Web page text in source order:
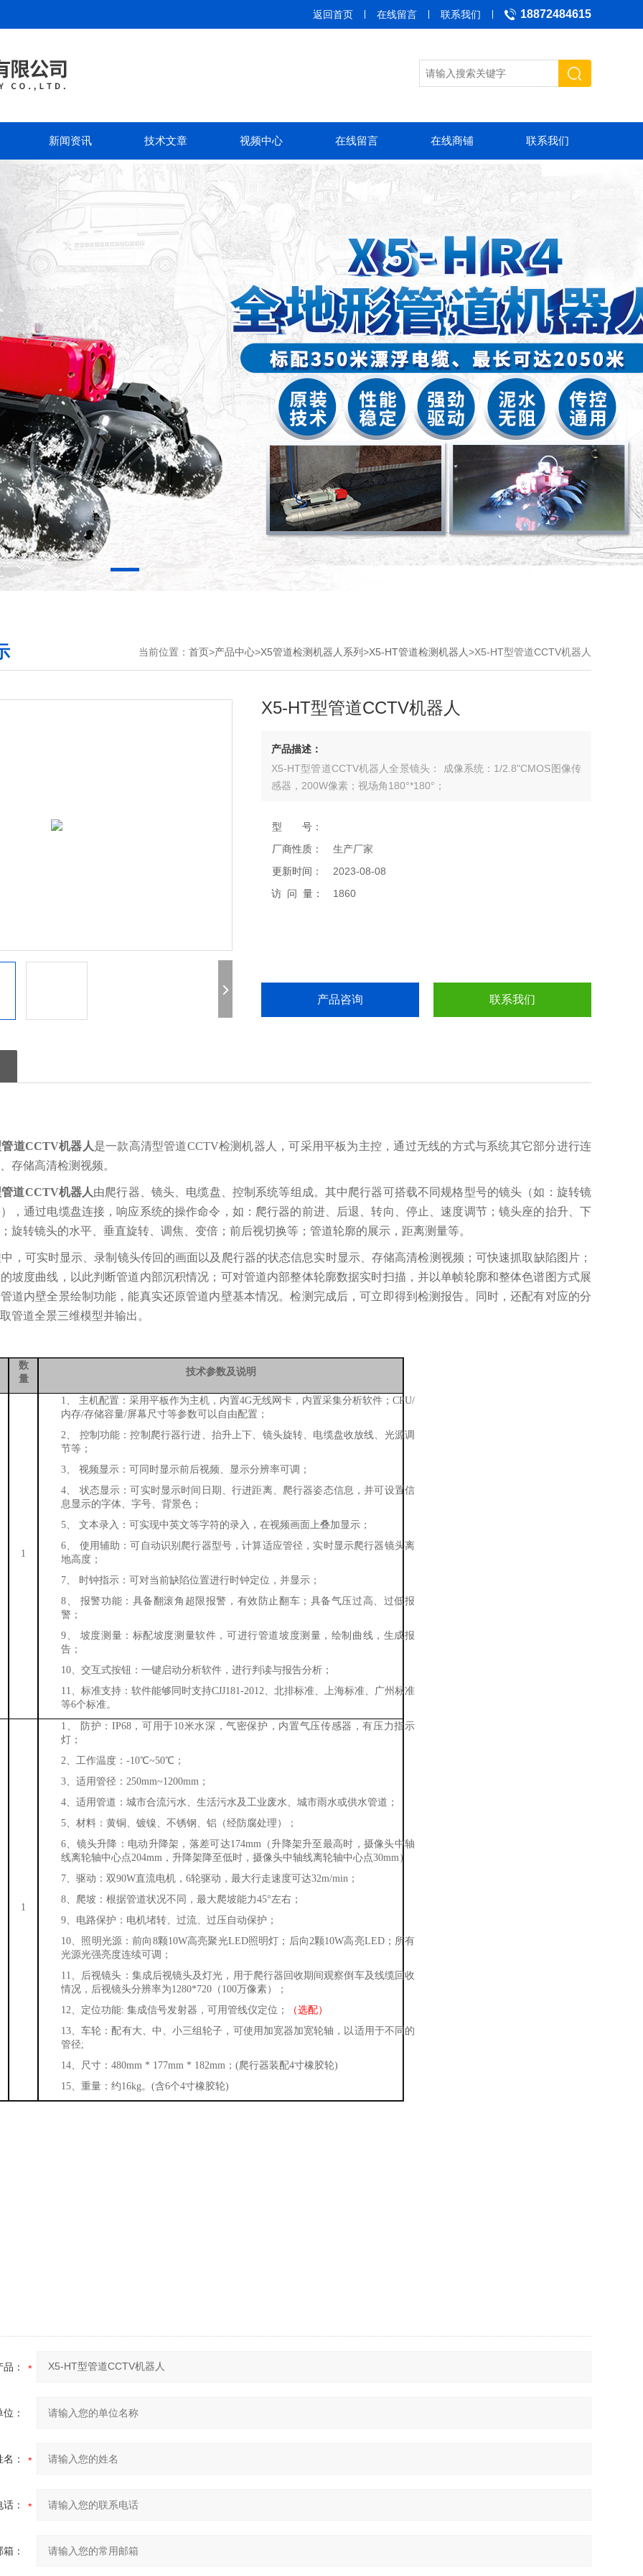
18872484615
返回首页 在线留言 联系我们
新闻资讯 技术文章 视频中心 在线留言 在线商铺 联系我们
当前位置： 首页>产品中心>X5管道检测机器人系列>X5-HT管道检测机器人>X5-HT型管道CCTV机器人
X5-HT型管道CCTV机器人
产品描述：
X5-HT型管道CCTV机器人全景镜头： 成像系统：1/2.8"CMOS图像传
感器，200W像素；视场角180°*180°；
型 号：
厂商性质：
生产厂家
更新时间：
2023-08-08
访 问 量：
1860
产品咨询 联系我们
道CCTV机器人是一款高清型管道CCTV检测机器人
，可采用平板为主控，通过无线的方式与系统其它部分进行连
存储高清检测视频。
道CCTV机器人由爬行器、镜头、电缆盘 、控制系统等组成。 其中爬行器可搭载不同规格型号的镜头（如：旋转镜
，通过电缆盘连接，响应系统的操作命令，如：爬行器的前进、后退、转向、停止、速度调节；镜头座的抬升、下
旋转镜头的水平、垂直旋转、调焦、变倍；前后视切换等；管道轮廓的展示，距离测量等。
，可实时显示、录制镜头传回的画面以及爬行器的状态信息实时显示、存储高清检测视频；可快速抓取缺陷图片；
坡度曲线，以此判断管道内部沉积情况；可对管道内部整体轮廓数据实时扫描，并以单帧轮廓和整体色谱图方式展
道内壁全景绘制功能，能真实还原管道内壁基本情况。检测完成后，可立即得到检测报告。同时，还配有对应的分
管道全景三维模型并输出。
数
量
技术参数及说明
1
1、 主机配置：采用平板作为主机，内置4G无线网卡，内置采集分析软件；CPU/
内存/存储容量/屏幕尺寸等参数可以自由配置；
2、 控制功能：控制爬行器行进、抬升上下、镜头旋转、电缆盘收放线、光源调
节等；
3、 视频显示：可同时显示前后视频、显示分辨率可调；
4、 状态显示：可实时显示时间日期、行进距离、爬行器姿态信息，并可设置信
息显示的字体、字号、背景色；
5、 文本录入：可实现中英文等字符的录入，在视频画面上叠加显示；
6、 使用辅助：可自动识别爬行器型号，计算适应管径，实时显示爬行器镜头离
地高度；
7、 时钟指示：可对当前缺陷位置进行时钟定位，并显示；
8、 报警功能：具备翻滚角超限报警，有效防止翻车；具备气压过高、过低报
警；
9、 坡度测量：标配坡度测量软件，可进行管道坡度测量，绘制曲线，生成报
告；
10、交互式按钮：一键启动分析软件，进行判读与报告分析；
11、标准支持：软件能够同时支持CJJ181-2012、北排标准、上海标准、广州标准
等6个标准。
1
1、 防护： IP68，可用于10米水深，气密保护，内置气压传感器，有压力指示
灯；
2、 工作温度： -10℃~50℃；
3、 适用管径： 250mm~1200mm；
4、 适用管道：城市合流污水、生活污水及工业废水、城市雨水或供水管道；
5、 材料：黄铜、镀镍、不锈钢、铝（经防腐处理）；
6、 镜头升降：电动升降架，落差可达174mm（升降架升至最高时，摄像头中轴
线离轮轴中心点204mm，升降架降至低时，摄像头中轴线离轮轴中心点30mm）
7、 驱动：双90W直流电机，6轮驱动，最大行走速度可达32m/min；
8、 爬坡：根据管道状况不同，最大爬坡能力45°左右 ；
9、 电路保护：电机堵转、过流、过压自动保护；
10、 照明光源：前向8颗10W高亮聚光LED照明灯 ；后向2颗10W高亮LED；所有
光源光强亮度连续可调；
11、 后视镜头：集成后视镜头及灯光，用于爬行器回收期间观察倒车及线缆回收
情况 ，后视镜头分辨率为1280*720（100万像素）；
12、定位功能: 集成信号发射器，可用管线仪定位；
（选配）
13、车轮：配有大、中、小三组轮子，可使用加宽器加宽轮轴，以适用于不同的
管径;
14、
尺寸： 480mm * 177mm * 182mm； (爬行器装配4寸橡胶轮)
15、 重量： 约16kg。(含6个4寸橡胶轮)
品：
：
：
：
：